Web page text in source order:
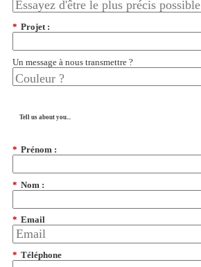
* Projet :
Un message à nous transmettre ?
Tell us about you...
* Prénom :
* Nom :
* Email
* Téléphone